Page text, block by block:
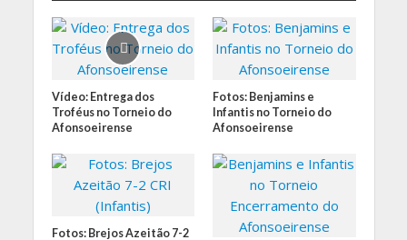
Vídeo: Entrega dos
Troféus no Torneio do
Afonsoeirense
Fotos: Benjamins e
Infantis no Torneio do
Afonsoeirense
Fotos: Brejos Azeitão 7-2